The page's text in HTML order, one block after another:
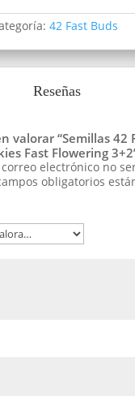
42 Fast Buds
Reseñas
valorar “Semillas 42
Fast Flowering
electrónico no
obligatorios